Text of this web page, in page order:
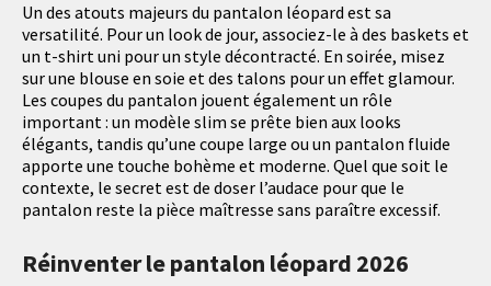
Un des atouts majeurs du pantalon léopard est sa
versatilité. Pour un look de jour, associez-le à des baskets et
un t-shirt uni pour un style décontracté. En soirée, misez
sur une blouse en soie et des talons pour un effet glamour.
Les coupes du pantalon jouent également un rôle
important : un modèle slim se prête bien aux looks
élégants, tandis qu’une coupe large ou un pantalon fluide
apporte une touche bohème et moderne. Quel que soit le
contexte, le secret est de doser l’audace pour que le
pantalon reste la pièce maîtresse sans paraître excessif.
Réinventer le pantalon léopard 2026